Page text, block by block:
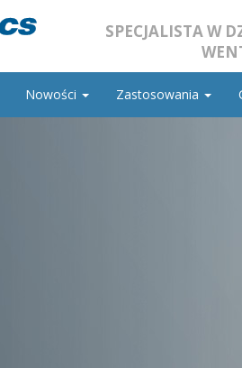
SPECJALISTA W
Nowości Zastosowania